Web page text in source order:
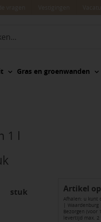
Gras en groenwanden
1 l
stuk Artikel op
Afhalen: u kunt
|
Bezorgen (voor
levertijd max. 2